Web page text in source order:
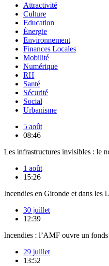
Attractivité
Culture
Education
Énergie
Environnement
Finances Locales
Mobilité
Numérique
RH
Santé
Sécurité
Social
Urbanisme
5 août
08:46
Les infrastructures invisibles : le
1 août
15:26
Incendies en Gironde et dans les
30 juillet
12:39
Incendies : l’AMF ouvre un
29 juillet
13:52